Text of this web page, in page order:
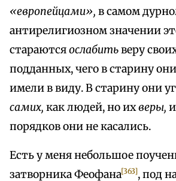
«европейцами», в самом
антирелигиозном значении
стараютсяослабитьверу
подданных, чего в старину
имели в виду. В старину они
самих, как людей, но ихверы,
порядков они не касались.
Есть у меня небольшое
затворника Феофана[363], под